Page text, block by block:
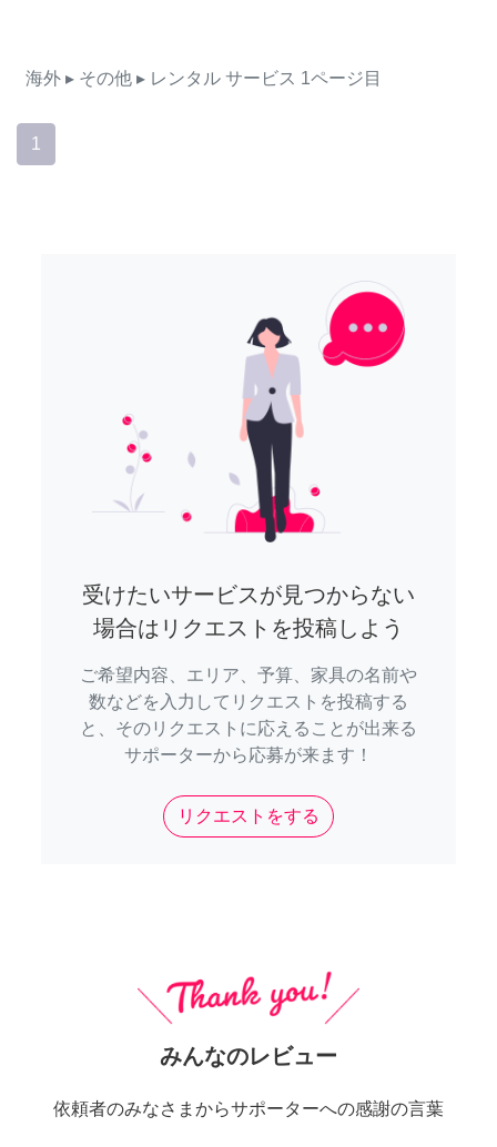
海外 ▸ その他 ▸ レンタル サービス 1ページ目
1
受けたいサービスが見つからない
場合はリクエストを投稿しよう
ご希望内容、エリア、予算、家具の名前や
数などを入力してリクエストを投稿する
と、そのリクエストに応えることが出来る
サポーターから応募が来ます！
リクエストをする
みんなのレビュー
依頼者のみなさまからサポーターへの感謝の言葉